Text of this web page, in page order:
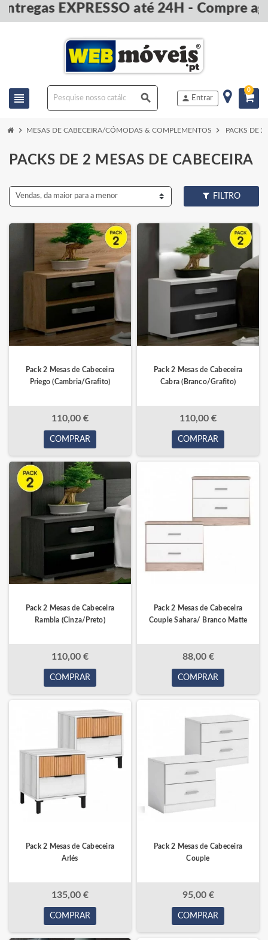
EXPRESSO até 24H - Compre agora
view_headline search person Entrar
0
chevron_right MESAS DE CABECEIRA/CÓMODAS & COMPLEMENTOS chevron_right PACKS DE 2
PACKS DE 2 MESAS DE CABECEIRA
Vendas, da maior para a menor FILTRO
Pack 2 Mesas de Cabeceira
Priego (Cambria/Grafito)
110,00 €
COMPRAR
Pack 2 Mesas de Cabeceira
Cabra (Branco/Grafito)
110,00 €
COMPRAR
Pack 2 Mesas de Cabeceira
Rambla (Cinza/Preto)
110,00 €
COMPRAR
Pack 2 Mesas de Cabeceira
Couple Sahara/ Branco Matte
88,00 €
COMPRAR
Pack 2 Mesas de Cabeceira
Arlés
135,00 €
COMPRAR
Pack 2 Mesas de Cabeceira
Couple
95,00 €
COMPRAR